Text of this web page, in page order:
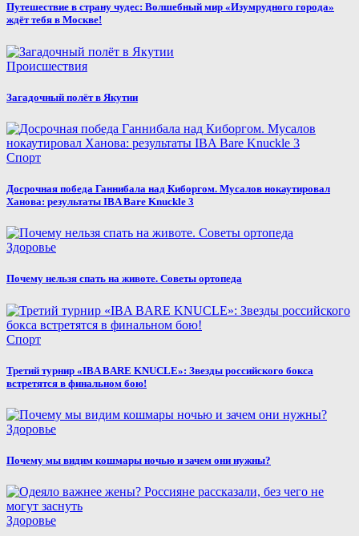
Путешествие в страну чудес: Волшебный мир «Изумрудного города»
ждёт тебя в Москве!
Происшествия
Загадочный полёт в Якутии
Спорт
Досрочная победа Ганнибала над Киборгом. Мусалов нокаутировал
Ханова: результаты IBA Bare Knuckle 3
Здоровье
Почему нельзя спать на животе. Советы ортопеда
Спорт
Третий турнир «IBA BARE KNUCLE»: Звезды российского бокса
встретятся в финальном бою!
Здоровье
Почему мы видим кошмары ночью и зачем они нужны?
Здоровье